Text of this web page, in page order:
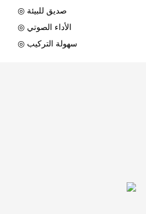
◎ صديق للبيئة
◎ الأداء الصوتي
◎ سهولة التركيب